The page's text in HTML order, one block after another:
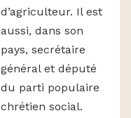
d’agriculteur. Il est
aussi, dans son
pays, secrétaire
général et député
du parti populaire
chrétien social.